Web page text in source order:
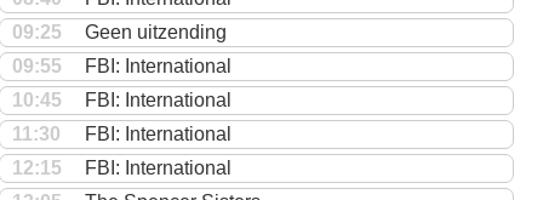
09:25
Geen uitzending
09:55
FBI: International
10:45
FBI: International
11:30
FBI: International
12:15
FBI: International